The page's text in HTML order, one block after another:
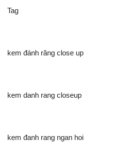
Tag
kem đánh răng close up
kem danh rang closeup
kem đanh rang ngan hoi